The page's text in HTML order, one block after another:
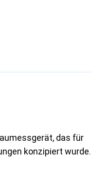
das für
konzipiert wurde.